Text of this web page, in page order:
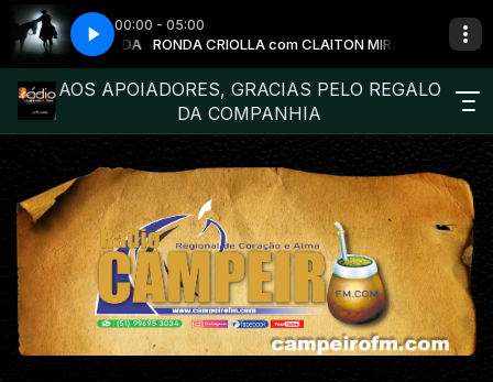
00:00 - 05:00
MIRANDA RONDA CRIOLLA com CLAITON MIRANDA
DOS BASTOSNENITO SARTURI - NO TRONO DOS BASTOS
AOS APOIADORES, GRACIAS PELO REGALO
DA COMPANHIA